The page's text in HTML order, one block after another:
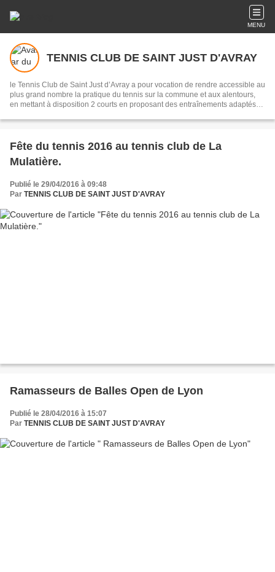
MENU
TENNIS CLUB DE SAINT JUST D'AVRAY
le Tennis Club de Saint Just d’Avray a pour vocation de rendre accessible au
plus grand nombre la pratique du tennis sur la commune et aux alentours,
en mettant à disposition 2 courts en proposant des entraînements adaptés
Fête du tennis 2016 au tennis club de La
Mulatière.
Publié le 29/04/2016 à 09:48
Par TENNIS CLUB DE SAINT JUST D'AVRAY
Ramasseurs de Balles Open de Lyon
Publié le 28/04/2016 à 15:07
Par TENNIS CLUB DE SAINT JUST D'AVRAY